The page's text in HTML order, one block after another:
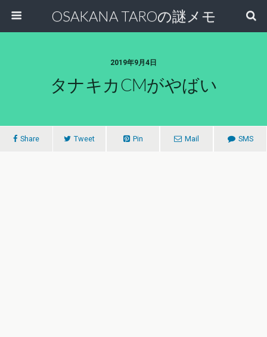
OSAKANA TAROの謎メモ
2019年9月4日
タナキカCMがやばい
Share Tweet Pin Mail SMS